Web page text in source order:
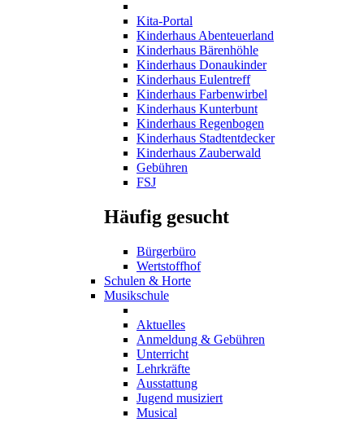
Kita-Portal
Kinderhaus Abenteuerland
Kinderhaus Bärenhöhle
Kinderhaus Donaukinder
Kinderhaus Eulentreff
Kinderhaus Farbenwirbel
Kinderhaus Kunterbunt
Kinderhaus Regenbogen
Kinderhaus Stadtentdecker
Kinderhaus Zauberwald
Gebühren
FSJ
Häufig gesucht
Bürgerbüro
Wertstoffhof
Schulen & Horte
Musikschule
Aktuelles
Anmeldung & Gebühren
Unterricht
Lehrkräfte
Ausstattung
Jugend musiziert
Musical